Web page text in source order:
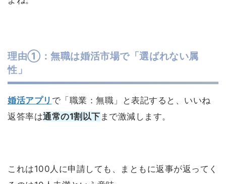
理由①：無職は婚活市場で「選ばれない属
性」
婚活アプリ で「職業：無職」と表記すると、いいね
返答率は通常の1割以下 まで激減します。
これは100人に申請しても、まともに返事が返ってく